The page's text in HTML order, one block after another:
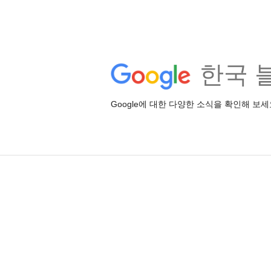
한국
Google에 대한 다양한 소식을 확인해 보세